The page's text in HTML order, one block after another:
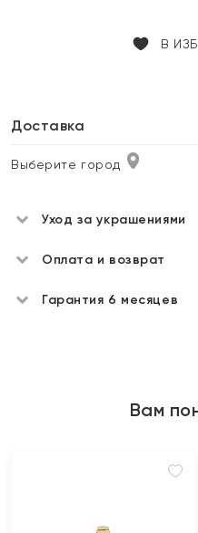
В
Доставка
Выберите город
Уход за украшениями
Оплата и возврат
Гарантия 6 месяцев
Вам